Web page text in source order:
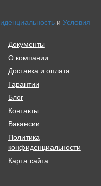
и Условия
Документы
О компании
Доставка и оплата
Гарантии
Блог
Контакты
Вакансии
Политика
конфиденциальности
Карта сайта